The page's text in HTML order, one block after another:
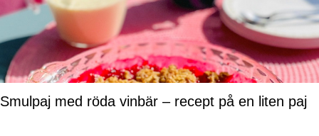
Smulpaj med röda vinbär – recept på en liten paj